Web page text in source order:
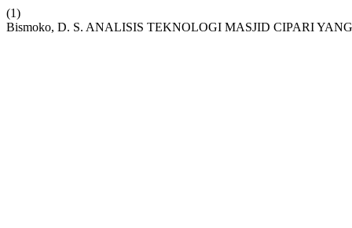
(1)
Bismoko, D. S. ANALISIS TEKNOLOGI MASJID CIPARI